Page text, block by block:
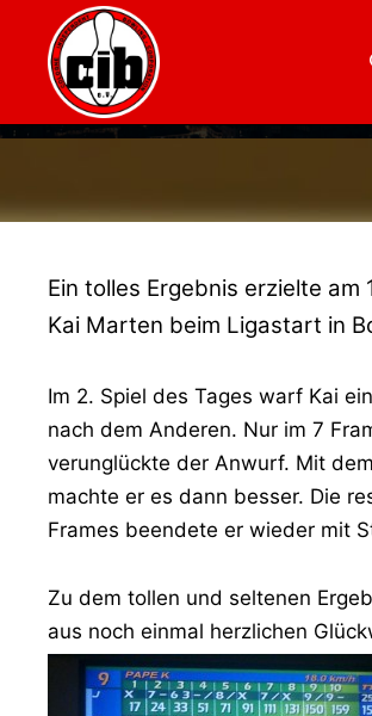
17. November 2013
12 MAL ALLE
KEINE 300
Ein tolles Ergebnis erzielte am
Kai Marten beim Ligastart in
Im 2. Spiel des Tages warf Kai
nach dem Anderen. Nur im 7
verunglückte der Anwurf. Mit
machte er es dann besser. Die
Frames beendete er wieder mit
Zu dem tollen und seltenen
aus noch einmal herzlichen